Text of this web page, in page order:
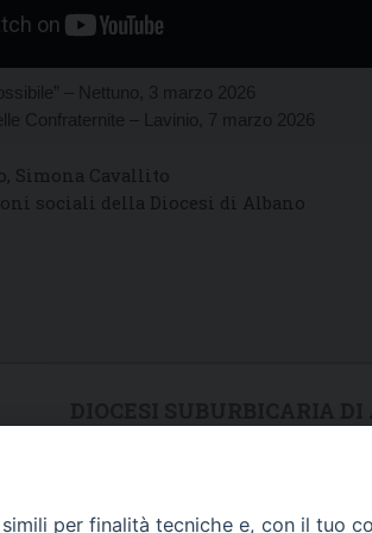
– Nettuno, 3 marzo 2026
Confraternite – Lavinio, 7 marzo 2026
Simona Cavallito
sociali della Diocesi di Albano
per finalità tecniche e, con il tuo